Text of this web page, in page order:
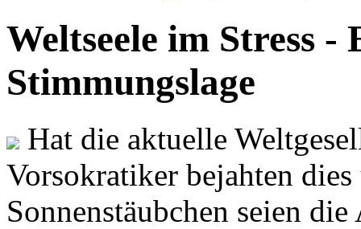
Weltseele im Stress -
Stimmungslage
Hat die aktuelle
Vorsokratiker bejahten
Sonnenstäubchen seien